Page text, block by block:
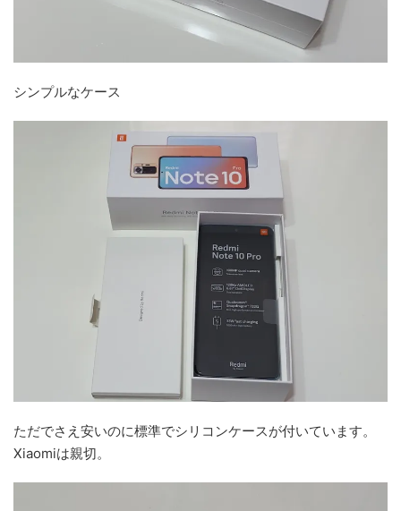
シンプルなケース
ただでさえ安いのに標準でシリコンケースが付いています。
Xiaomiは親切。